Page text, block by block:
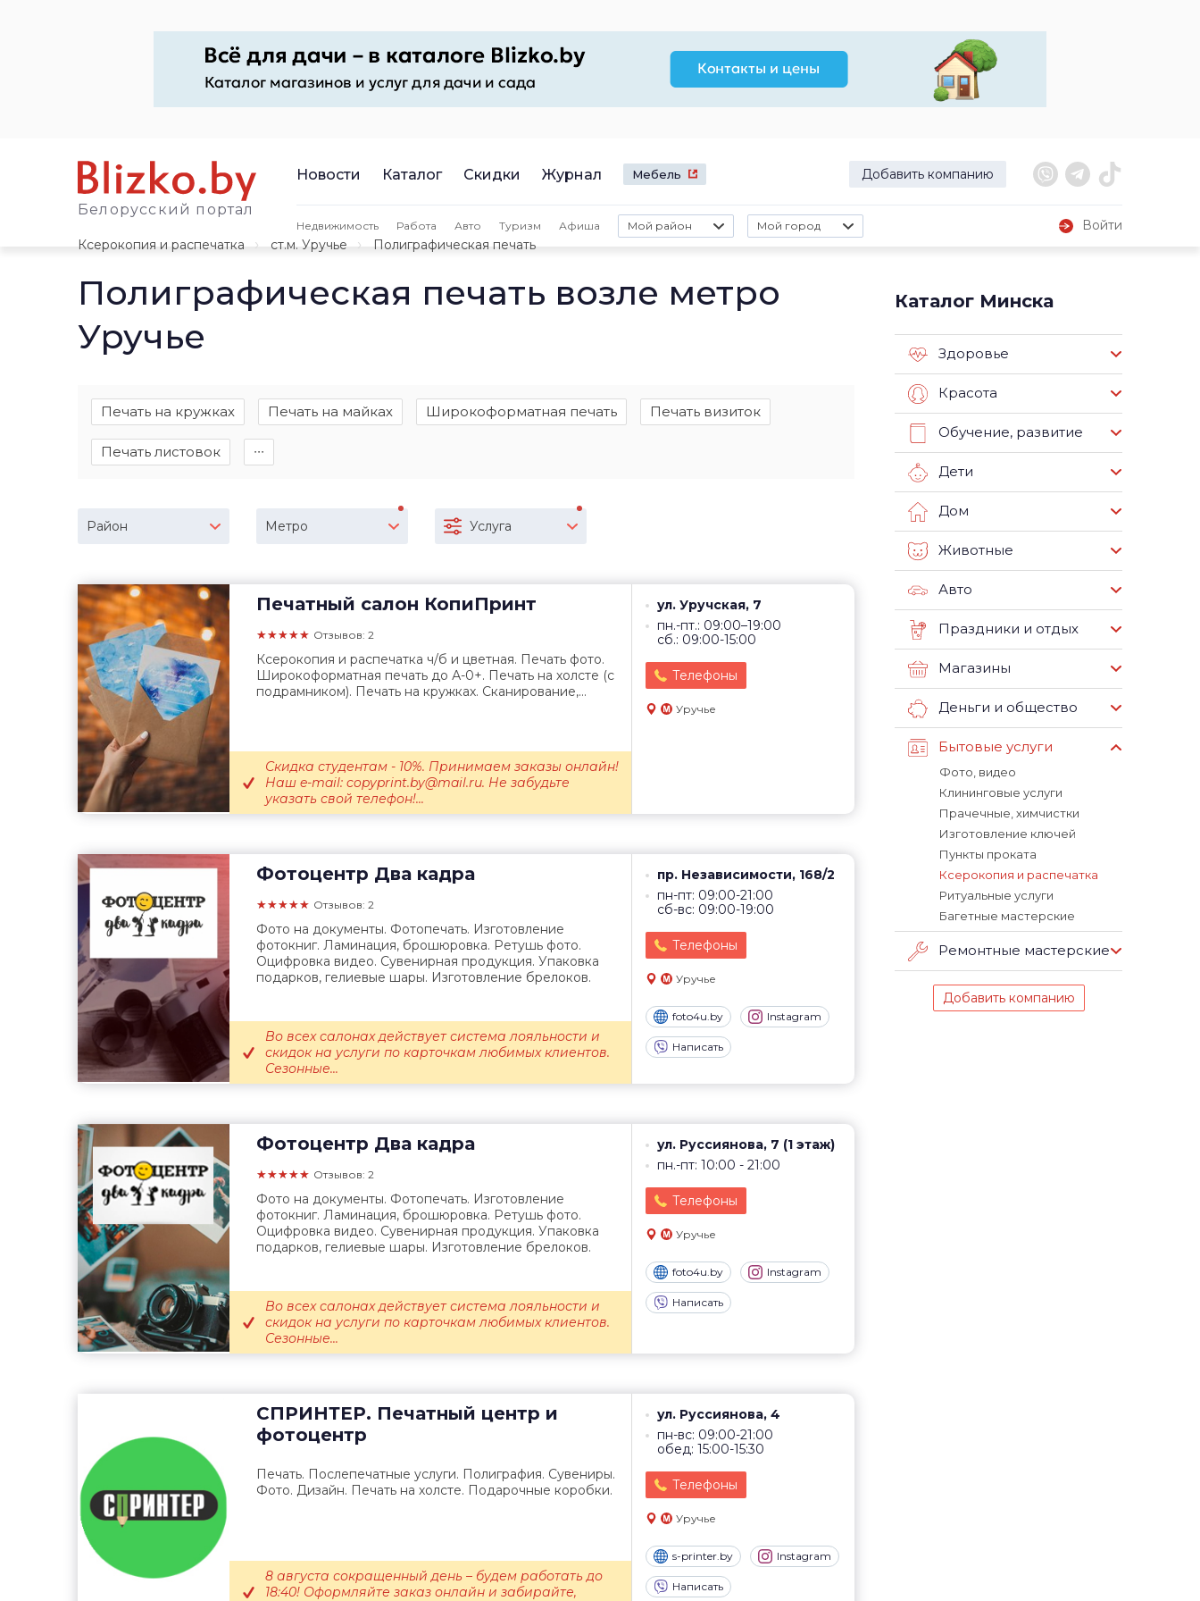
Белорусский портал
Новости Каталог Скидки Журнал Мебель Добавить компанию
Недвижимость Работа Авто Туризм Афиша Мой район Мой город
Войти
Ксерокопия и распечатка
ст.м. Уручье Полиграфическая печать
Полиграфическая печать возле метро
Уручье
Печать на кружках Печать на майках Широкоформатная печать Печать визиток
Печать листовок ∙∙∙
Район Метро Услуга
Печатный салон КопиПринт
★★★★★ Отзывов: 2
ул. Уручская, 7
пн.-пт.: 09:00–19:00
сб.: 09:00-15:00
Телефоны
Уручье
Ксерокопия и распечатка ч/б и цветная. Печать фото.
Широкоформатная печать до А-0+. Печать на холсте (с
подрамником). Печать на кружках. Сканирование,...
Скидка студентам - 10%. Принимаем заказы онлайн!
Наш e-mail: copyprint.by@mail.ru. Не забудьте
указать свой телефон!...
Фотоцентр Два кадра
★★★★★ Отзывов: 2
пр. Независимости, 168/2
пн-пт: 09:00-21:00
сб-вс: 09:00-19:00
Телефоны
Уручье
foto4u.by Instagram
Написать
Фото на документы. Фотопечать. Изготовление
фотокниг. Ламинация, брошюровка. Ретушь фото.
Оцифровка видео. Сувенирная продукция. Упаковка
подарков, гелиевые шары. Изготовление брелоков.
Во всех салонах действует система лояльности и
скидок на услуги по карточкам любимых клиентов.
Сезонные...
Фотоцентр Два кадра
★★★★★ Отзывов: 2
ул. Руссиянова, 7 (1 этаж)
пн.-пт: 10:00 - 21:00
Телефоны
Уручье
foto4u.by Instagram
Написать
Фото на документы. Фотопечать. Изготовление
фотокниг. Ламинация, брошюровка. Ретушь фото.
Оцифровка видео. Сувенирная продукция. Упаковка
подарков, гелиевые шары. Изготовление брелоков.
Во всех салонах действует система лояльности и
скидок на услуги по карточкам любимых клиентов.
Сезонные...
СПРИНТЕР. Печатный центр и
фотоцентр
ул. Руссиянова, 4
пн-вс: 09:00-21:00
обед: 15:00-15:30
Телефоны
Уручье
s-printer.by Instagram
Написать
Печать. Послепечатные услуги. Полиграфия. Сувениры.
Фото. Дизайн. Печать на холсте. Подарочные коробки.
8 августа сокращенный день – будем работать до
18:40! Оформляйте заказ онлайн и забирайте,
Каталог Минска
Здоровье
Красота
Обучение, развитие
Дети
Дом
Животные
Авто
Праздники и отдых
Магазины
Деньги и общество
Бытовые услуги
Фото, видео
Клининговые услуги
Прачечные, химчистки
Изготовление ключей
Пункты проката
Ксерокопия и распечатка
Ритуальные услуги
Багетные мастерские
Ремонтные мастерские
Добавить компанию